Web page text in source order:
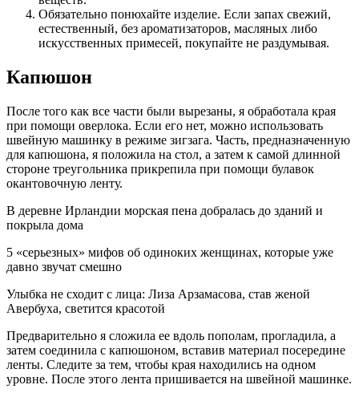
Обязательно понюхайте изделие. Если запах свежий,
естественный, без ароматизаторов, масляных либо
искусственных примесей, покупайте не раздумывая.
Капюшон
После того как все части были вырезаны, я обработала края
при помощи оверлока. Если его нет, можно использовать
швейную машинку в режиме зигзага. Часть, предназначенную
для капюшона, я положила на стол, а затем к самой длинной
стороне треугольника прикрепила при помощи булавок
окантовочную ленту.
В деревне Ирландии морская пена добралась до зданий и
покрыла дома
5 «серьезных» мифов об одиноких женщинах, которые уже
давно звучат смешно
Улыбка не сходит с лица: Лиза Арзамасова, став женой
Авербуха, светится красотой
Предварительно я сложила ее вдоль пополам, прогладила, а
затем соединила с капюшоном, вставив материал посередине
ленты. Следите за тем, чтобы края находились на одном
уровне. После этого лента пришивается на швейной машинке.